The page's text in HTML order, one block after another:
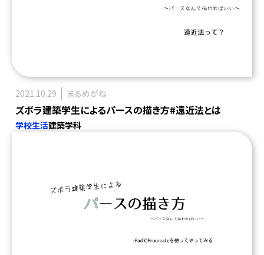
2021.10.29 まるめがね
ズボラ建築学生によるパースの描き方#遠近法とは
学校生活建築学科